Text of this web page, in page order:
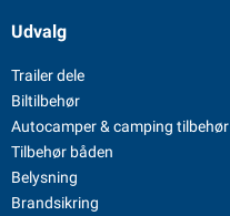
Udvalg
Trailer dele
Biltilbehør
Autocamper & camping tilbehør
Tilbehør båden
Belysning
Brandsikring